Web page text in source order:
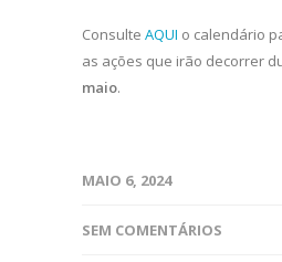
Consulte AQUI o calendário
as ações que irão decorrer
maio.
MAIO 6, 2024
SEM COMENTÁRIOS